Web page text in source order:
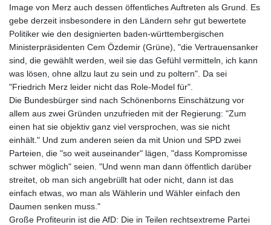
Image von Merz auch dessen öffentliches Auftreten als Grund. Es
gebe derzeit insbesondere in den Ländern sehr gut bewertete
Politiker wie den designierten baden-württembergischen
Ministerpräsidenten Cem Özdemir (Grüne), "die Vertrauensanker
sind, die gewählt werden, weil sie das Gefühl vermitteln, ich kann
was lösen, ohne allzu laut zu sein und zu poltern". Da sei
"Friedrich Merz leider nicht das Role-Model für".
Die Bundesbürger sind nach Schönenborns Einschätzung vor
allem aus zwei Gründen unzufrieden mit der Regierung: "Zum
einen hat sie objektiv ganz viel versprochen, was sie nicht
einhält." Und zum anderen seien da mit Union und SPD zwei
Parteien, die "so weit auseinander" lägen, "dass Kompromisse
schwer möglich" seien. "Und wenn man dann öffentlich darüber
streitet, ob man sich angebrüllt hat oder nicht, dann ist das
einfach etwas, wo man als Wählerin und Wähler einfach den
Daumen senken muss."
Große Profiteurin ist die AfD: Die in Teilen rechtsextreme Partei